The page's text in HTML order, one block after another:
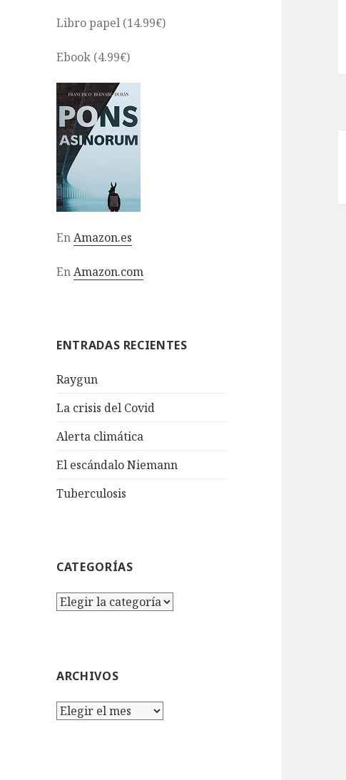
Libro papel (14.99€)
Ebook (4.99€)
EnAmazon.es
EnAmazon.com
ENTRADAS RECIENTES
Raygun
La crisis del Covid
Alerta climática
El escándalo Niemann
Tuberculosis
CATEGORÍAS
Categorías
ARCHIVOS
Archivos